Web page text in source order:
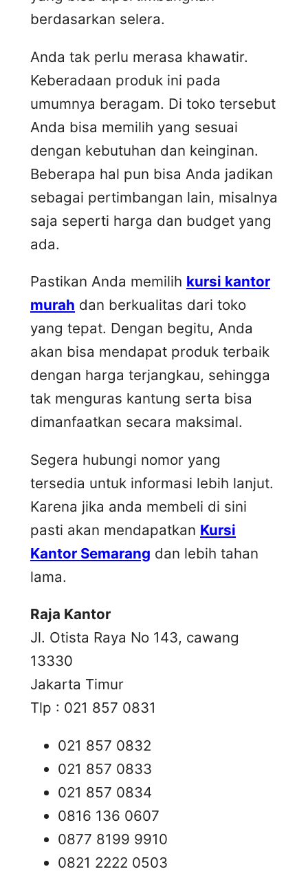
berdasarkan selera.
Anda tak perlu merasa khawatir.
Keberadaan produk ini pada
umumnya beragam. Di toko tersebut
Anda bisa memilih yang sesuai
dengan kebutuhan dan keinginan.
Beberapa hal pun bisa Anda jadikan
sebagai pertimbangan lain, misalnya
saja seperti harga dan budget yang
ada.
Pastikan Anda memilih kursi kantor
murah dan berkualitas dari toko
yang tepat. Dengan begitu, Anda
akan bisa mendapat produk terbaik
dengan harga terjangkau, sehingga
tak menguras kantung serta bisa
dimanfaatkan secara maksimal.
Segera hubungi nomor yang
tersedia untuk informasi lebih lanjut.
Karena jika anda membeli di sini
pasti akan mendapatkan Kursi
Kantor Semarang dan lebih tahan
lama.
Raja Kantor
Jl. Otista Raya No 143, cawang
13330
Jakarta Timur
Tlp : 021 857 0831
021 857 0832
021 857 0833
021 857 0834
0816 136 0607
0877 8199 9910
0821 2222 0503